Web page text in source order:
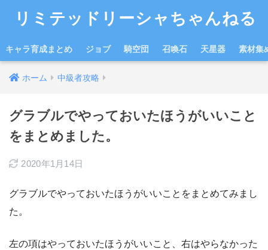
リミテッドリーシャちゃんねる
キャラ育成まとめ ジョブ 騎空団 召喚石 天星器 素材集
ホーム 中級者攻略
グラブルでやっておいたほうがいいこと
をまとめました。
2020年1月14日
グラブルでやっておいたほうがいいことをまとめてみまし
た。
左の項はやっておいたほうがいいこと、右はやらなかった